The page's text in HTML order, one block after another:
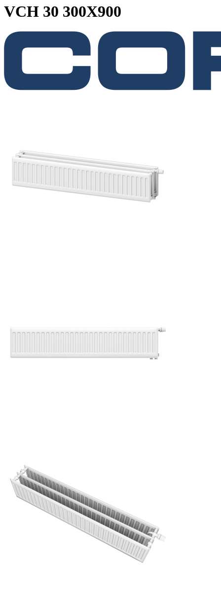
VCH 30 300X900